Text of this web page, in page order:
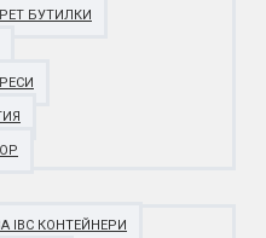
БУТИЛКИ
IBC КОНТЕЙНЕРИ